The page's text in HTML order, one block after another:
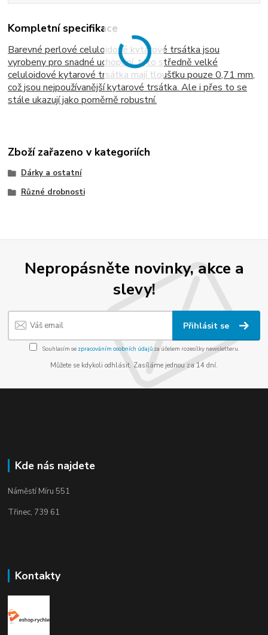
Kompletní specifikace
Barevné perlové celuloidové kytarové trsátka jsou
vyrobeny pro snadné uchopení, tyto středně velké
celuloidové kytarové trsátka mají tloušťku pouze 0,71 mm,
což jsou nejpoužívanější kytarové trsátka. Ale i přes to se
stále ukazují jako poměrně robustní.
Zboží zařazeno v kategoriích
Dárky a ostatní
Různé drobnosti
Nepropásněte novinky, akce a
slevy!
Přihlásit se
Souhlasím se zpracováním osobních údajůza účelem rozesílky newsletteru.
Můžete se kdykoli odhlásit. Zasíláme jednou za 14 dní.
Kde nás najdete
Náměstí Míru 551
Třinec, 739 61
Kontakty